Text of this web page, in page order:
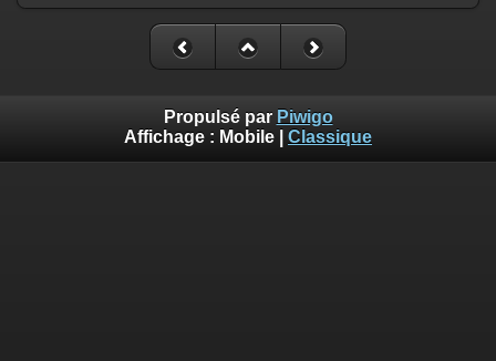
Propulsé par Piwigo
Affichage : Mobile Classique